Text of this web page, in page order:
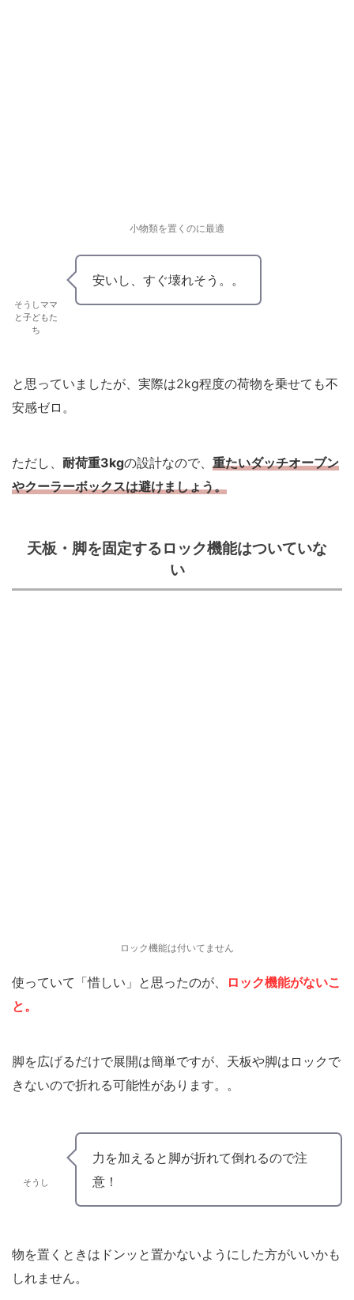
小物類を置くのに最適
そうしママ
と子どもた
ち
安いし、すぐ壊れそう。。
と思っていましたが、実際は2kg程度の荷物を乗せても不
安感ゼロ。
ただし、 耐荷重3kgの設計なので、 重たいダッチオーブン
やクーラーボックスは避けましょう。
天板・脚を固定するロック機能はついていな
い
ロック機能は付いてません
使っていて「惜しい」と思ったのが、
ロック機能がないこ
と。
脚を広げるだけで展開は簡単ですが、天板や脚はロックで
きないので折れる可能性があります。。
そうし
力を加えると脚が折れて倒れるので注
意！
物を置くときはドンッと置かないようにした方がいいかも
しれません。